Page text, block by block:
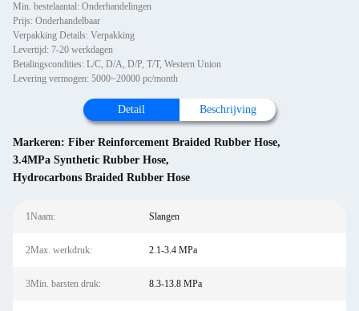
Min. bestelaantal: Onderhandelingen
Prijs: Onderhandelbaar
Verpakking Details: Verpakking
Levertijd: 7-20 werkdagen
Betalingscondities: L/C, D/A, D/P, T/T, Western Union
Levering vermogen: 5000~20000 pc/month
Detail Beschrijving
Markeren: Fiber Reinforcement Braided Rubber Hose,
3.4MPa Synthetic Rubber Hose,
Hydrocarbons Braided Rubber Hose
1Naam: Slangen
2Max. werkdruk: 2.1-3.4 MPa
3Min. barsten druk: 8.3-13.8 MPa